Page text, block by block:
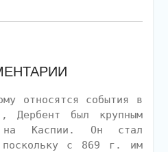
относятся события в
Дербент был крупным
на Каспии. Он стал
поскольку с 869 г. им